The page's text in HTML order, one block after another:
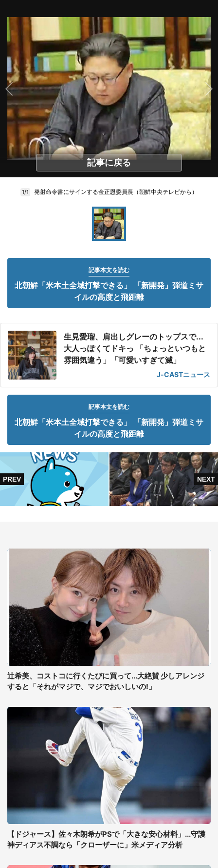
記事に戻る
1/1 発射命令書にサインする金正恩委員長（朝鮮中央テレビから）
記事本文を読む
北朝鮮「米本土全域打撃できる」 「新開発」弾道ミサ
イルの高度と飛距離
生見愛瑠、肩出しグレーのトップスで...
大人っぽくてドキっ 「ちょっといつもと
雰囲気違う」「可愛いすぎて滅」
J-CASTニュース
記事本文を読む
北朝鮮「米本土全域打撃できる」 「新開発」弾道ミサ
イルの高度と飛距離
辻希美、コストコに行くたびに買って...大絶賛 少しアレンジ
すると「それがマジで、マジでおいしいの!」
【ドジャース】佐々木朗希がPSで「大きな安心材料」...守護
神ディアス不調なら「クローザーに」米メディア分析